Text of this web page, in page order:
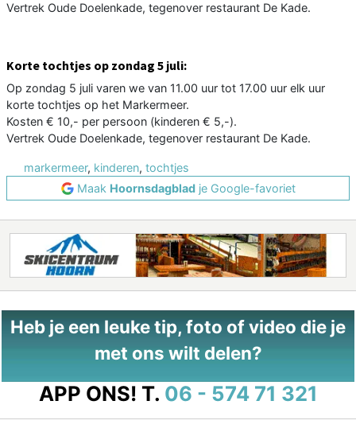
Vertrek Oude Doelenkade, tegenover restaurant De Kade.
Korte tochtjes op zondag 5 juli:
Op zondag 5 juli varen we van 11.00 uur tot 17.00 uur elk uur
korte tochtjes op het Markermeer.
Kosten € 10,- per persoon (kinderen € 5,-).
Vertrek Oude Doelenkade, tegenover restaurant De Kade.
markermeer, kinderen, tochtjes
Maak Hoornsdagbladje Google-favoriet
Heb je een leuke tip, foto of video die je
met ons wilt delen?
APP ONS! T. 06 - 574 71 321